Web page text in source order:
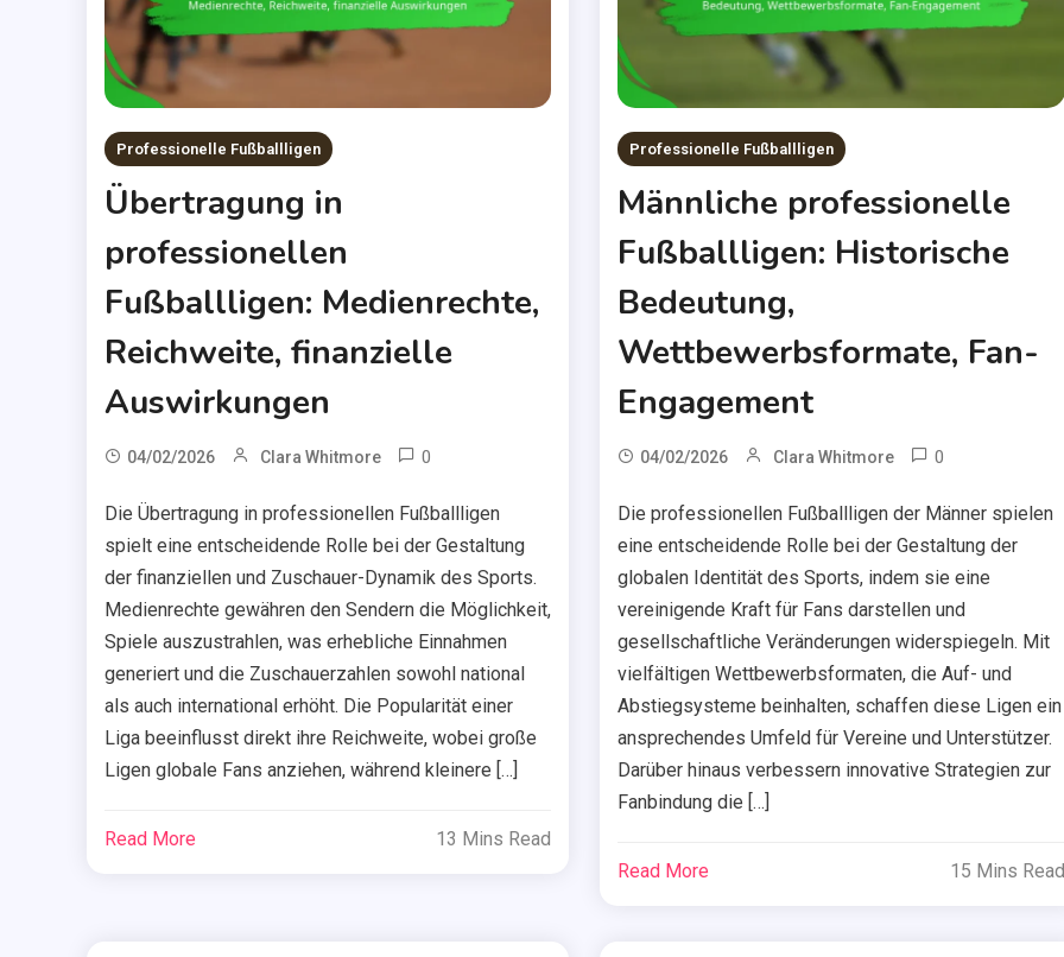
Professionelle Fußballligen
Übertragung in
professionellen
Fußballligen: Medienrechte,
Reichweite, finanzielle
Auswirkungen
04/02/2026 Clara Whitmore 0
Die Übertragung in professionellen Fußballligen
spielt eine entscheidende Rolle bei der Gestaltung
der finanziellen und Zuschauer-Dynamik des Sports.
Medienrechte gewähren den Sendern die Möglichkeit,
Spiele auszustrahlen, was erhebliche Einnahmen
generiert und die Zuschauerzahlen sowohl national
als auch international erhöht. Die Popularität einer
Liga beeinflusst direkt ihre Reichweite, wobei große
Ligen globale Fans anziehen, während kleinere […]
Read More 13 Mins Read
Professionelle Fußballligen
Männliche professionelle
Fußballligen: Historische
Bedeutung,
Wettbewerbsformate, Fan-
Engagement
04/02/2026 Clara Whitmore 0
Die professionellen Fußballligen der Männer spielen
eine entscheidende Rolle bei der Gestaltung der
globalen Identität des Sports, indem sie eine
vereinigende Kraft für Fans darstellen und
gesellschaftliche Veränderungen widerspiegeln. Mit
vielfältigen Wettbewerbsformaten, die Auf- und
Abstiegsysteme beinhalten, schaffen diese Ligen ein
ansprechendes Umfeld für Vereine und Unterstützer.
Darüber hinaus verbessern innovative Strategien zur
Fanbindung die […]
Read More 15 Mins Read